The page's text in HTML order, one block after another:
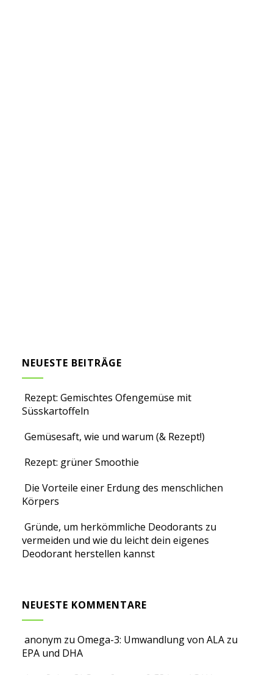
NEUESTE BEITRÄGE
Rezept: Gemischtes Ofengemüse mit
Süsskartoffeln
Gemüsesaft, wie und warum (& Rezept!)
Rezept: grüner Smoothie
Die Vorteile einer Erdung des menschlichen
Körpers
Gründe, um herkömmliche Deodorants zu
vermeiden und wie du leicht dein eigenes
Deodorant herstellen kannst
NEUESTE KOMMENTARE
anonym zuOmega-3: Umwandlung von ALA zu
EPA und DHA